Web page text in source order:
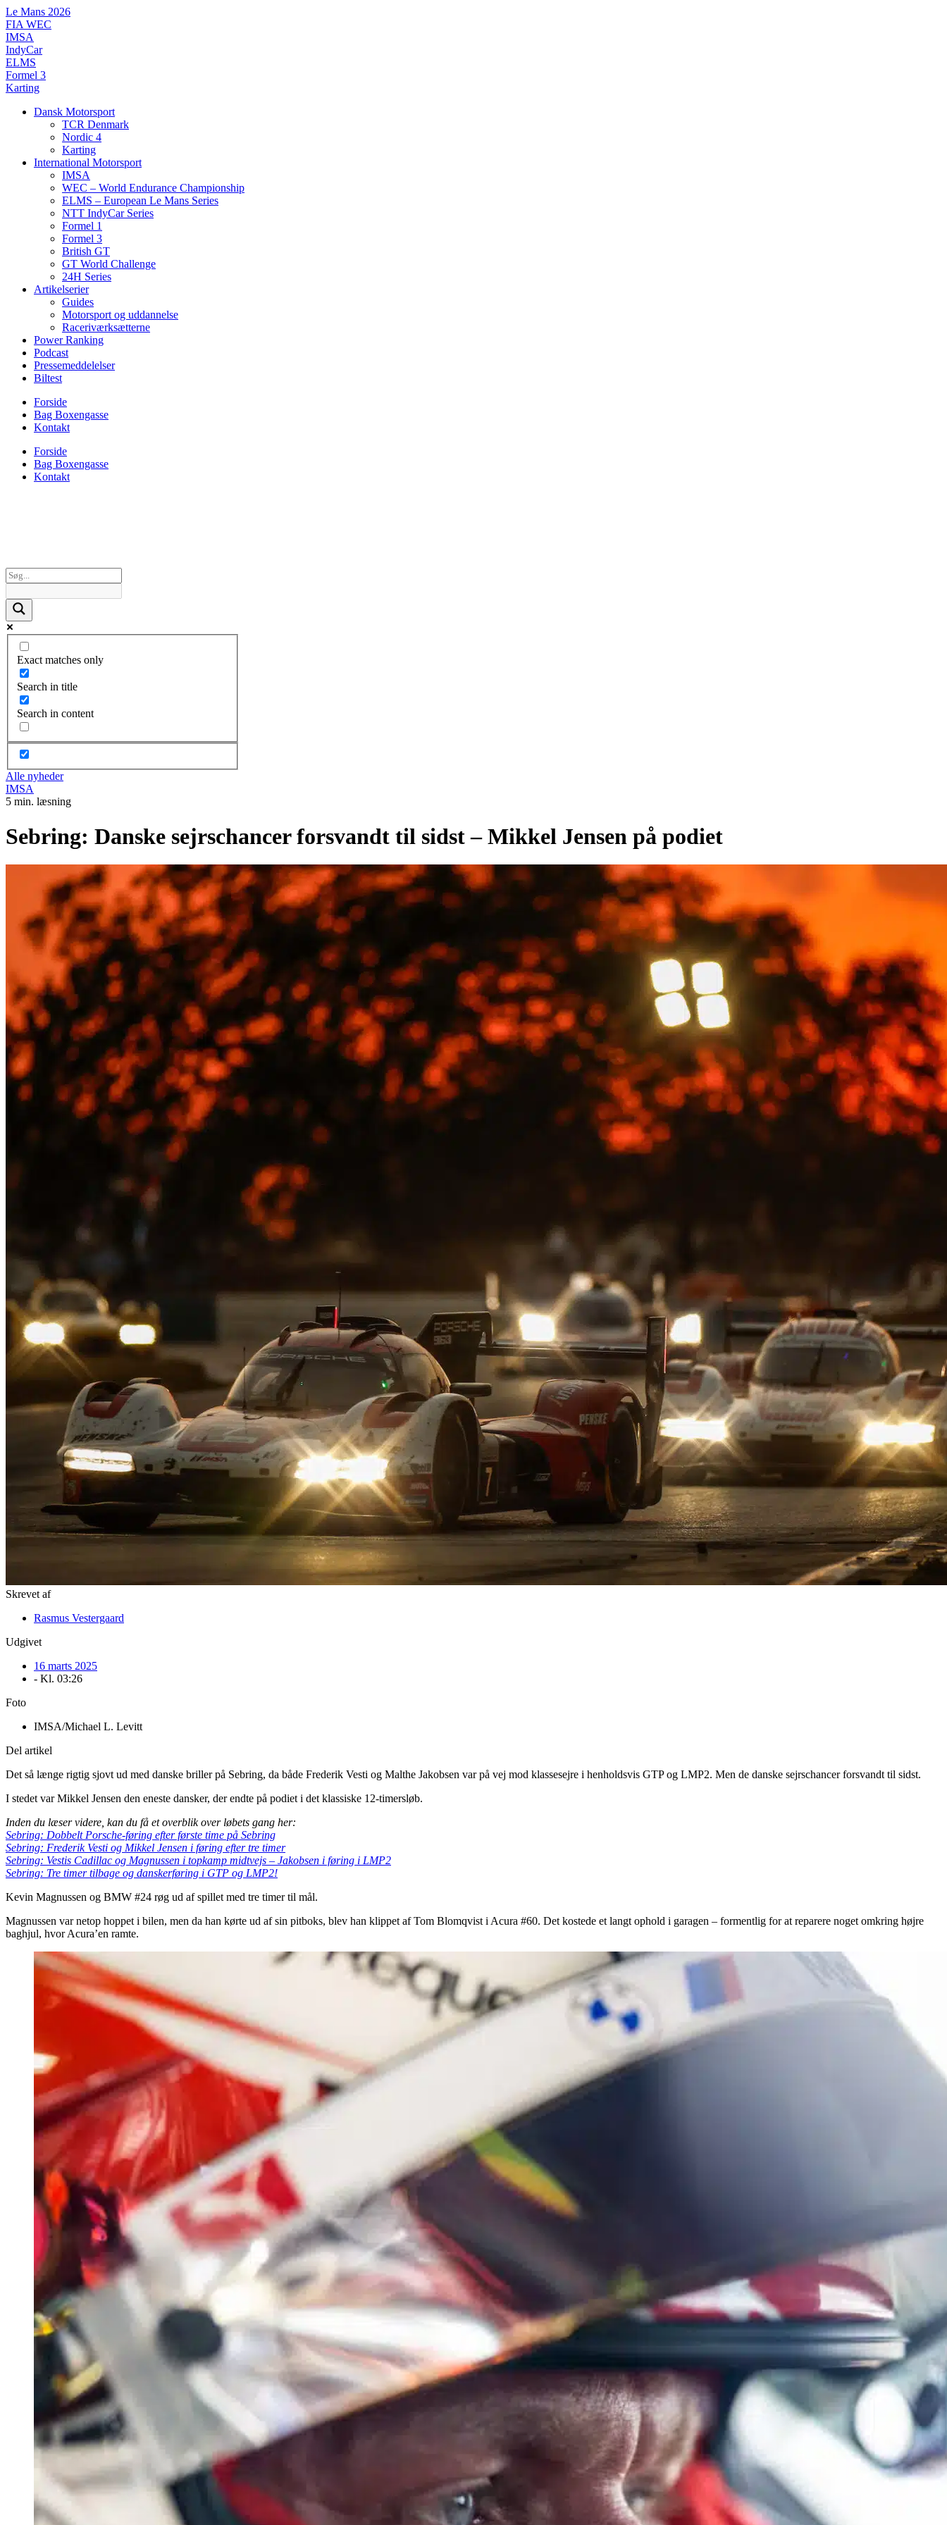
Videre
til
indhold
Le Mans 2026
FIA WEC
IMSA
IndyCar
ELMS
Formel 3
Karting
Dansk Motorsport
TCR Denmark
Nordic 4
Karting
International Motorsport
IMSA
WEC – World Endurance Championship
ELMS – European Le Mans Series
NTT IndyCar Series
Formel 1
Formel 3
British GT
GT World Challenge
24H Series
Artikelserier
Guides
Motorsport og uddannelse
Raceriværksætterne
Power Ranking
Podcast
Pressemeddelelser
Biltest
Forside
Bag Boxengasse
Kontakt
Forside
Bag Boxengasse
Kontakt
Exact matches only
Search in title
Search in content
Alle nyheder
IMSA
5 min. læsning
Sebring: Danske sejrschancer forsvandt til sidst – Mikkel Jensen på podiet
Skrevet af
Rasmus Vestergaard
Udgivet
16 marts 2025
- Kl. 03:26
Foto
IMSA/Michael L. Levitt
Del artikel
Det så længe rigtig sjovt ud med danske briller på Sebring, da både Frederik Vesti og Malthe Jakobsen var på vej mod klassesejre i henholdsvis GTP og LMP2. Men de danske sejrschancer forsvandt til sidst.
I stedet var Mikkel Jensen den eneste dansker, der endte på podiet i det klassiske 12-timersløb.
Inden du læser videre, kan du få et overblik over løbets gang her:
Sebring: Dobbelt Porsche-føring efter første time på Sebring
Sebring: Frederik Vesti og Mikkel Jensen i føring efter tre timer
Sebring: Vestis Cadillac og Magnussen i topkamp midtvejs – Jakobsen i føring i LMP2
Sebring: Tre timer tilbage og danskerføring i GTP og LMP2!
Kevin Magnussen og BMW #24 røg ud af spillet med tre timer til mål.
Magnussen var netop hoppet i bilen, men da han kørte ud af sin pitboks, blev han klippet af Tom Blomqvist i Acura #60. Det kostede et langt ophold i garagen – formentlig for at reparere noget omkring højre
baghjul, hvor Acura’en ramte.